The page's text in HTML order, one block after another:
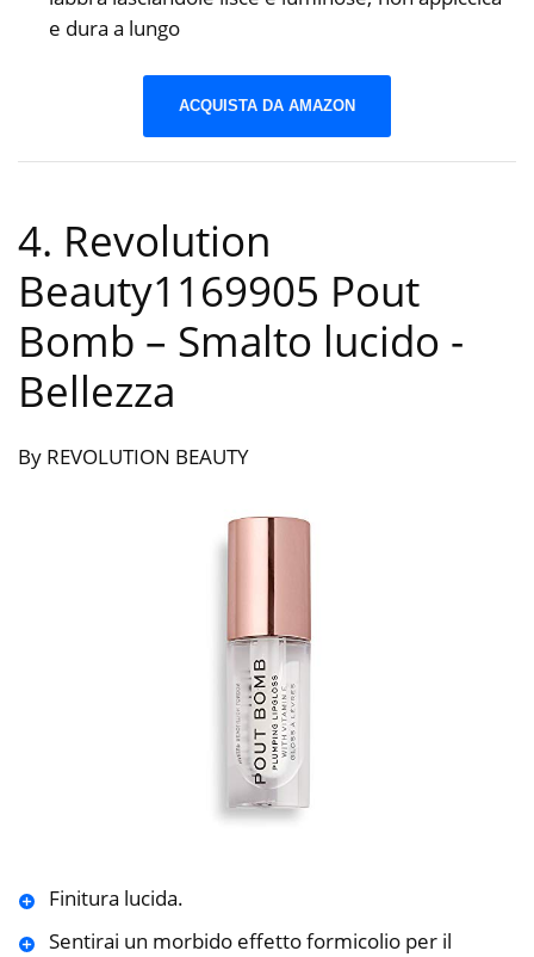
e dura a lungo
ACQUISTA DA AMAZON
4. Revolution
Beauty1169905 Pout
Bomb – Smalto lucido -
Bellezza
By REVOLUTION BEAUTY
Finitura lucida.
Sentirai un morbido effetto formicolio per il